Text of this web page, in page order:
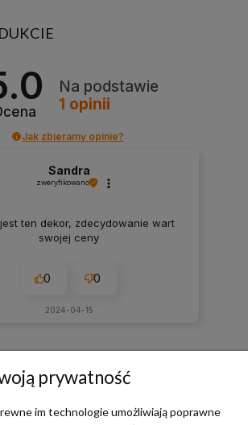
Na podstawie
1 opinii
Jak zbieramy opinie?
Sandra
zweryfikowano
ten dekor, zdecydowanie wart
swojej ceny
0 0
2024-04-15
prywatność
im technologie umożliwiają poprawne